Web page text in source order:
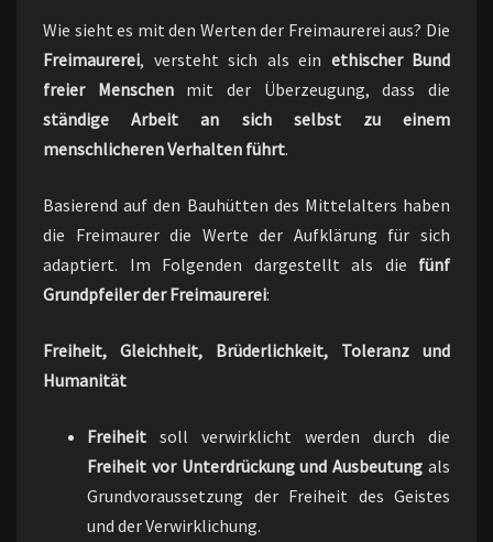
Wie sieht es mit den Werten der Freimaurerei aus? Die
Freimaurerei, versteht sich als ein ethischer Bund
freier Menschenmit der Überzeugung, dass die
ständige Arbeit an sich selbst zu einem
menschlicheren Verhalten führt.
Basierend auf den Bauhütten des Mittelalters haben
die Freimaurer die Werte der Aufklärung für sich
adaptiert. Im Folgenden dargestellt als die fünf
Grundpfeiler der Freimaurerei:
Freiheit, Gleichheit, Brüderlichkeit, Toleranz und
Humanität
Freiheit soll verwirklicht werden durch die
Freiheit vor Unterdrückung und Ausbeutung als
Grundvoraussetzung der Freiheit des Geistes
und der Verwirklichung.